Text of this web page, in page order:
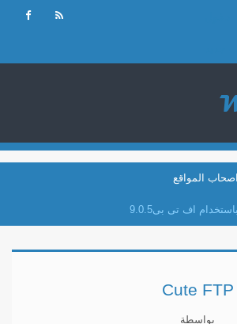
المواقع
اف تى بى9.0.5
Cute FTP
بواسطة